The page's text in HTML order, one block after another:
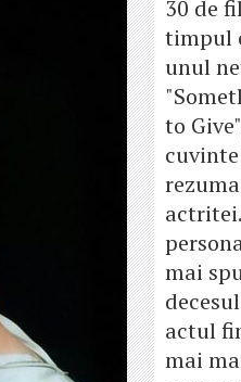
30 de
timpul
unul
to
mai
actul
mai